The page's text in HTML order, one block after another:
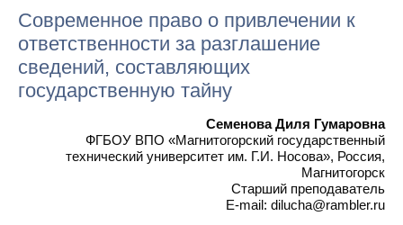
Современное право о привлечении к
ответственности за разглашение
сведений, составляющих
государственную тайну
Семенова Диля Гумаровна
ФГБОУ ВПО «Магнитогорский государственный
технический университет им. Г.И. Носова», Россия,
Магнитогорск
Старший преподаватель
E-mail: dilucha@rambler.ru